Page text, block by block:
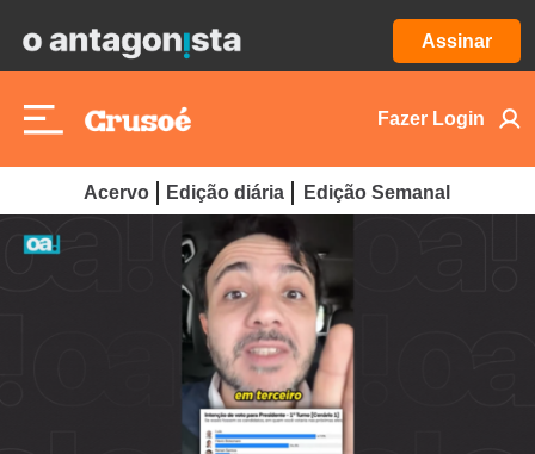
Assinar
Fazer Login
Acervo Edição diária Edição Semanal